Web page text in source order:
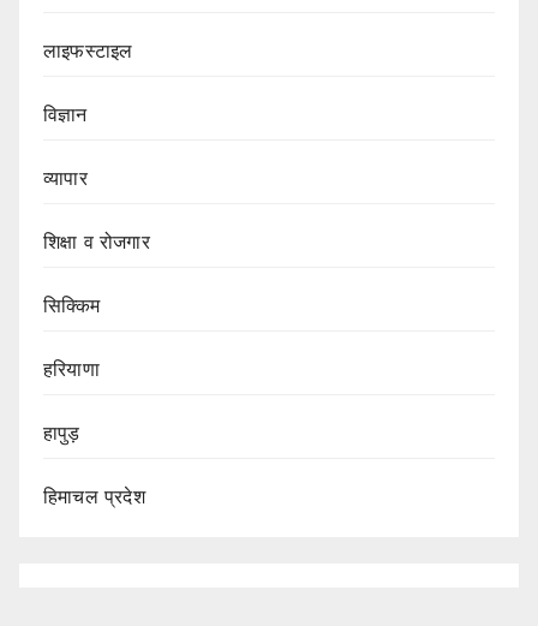
लाइफस्टाइल
विज्ञान
व्यापार
शिक्षा व रोजगार
सिक्किम
हरियाणा
हापुड़
हिमाचल प्रदेश